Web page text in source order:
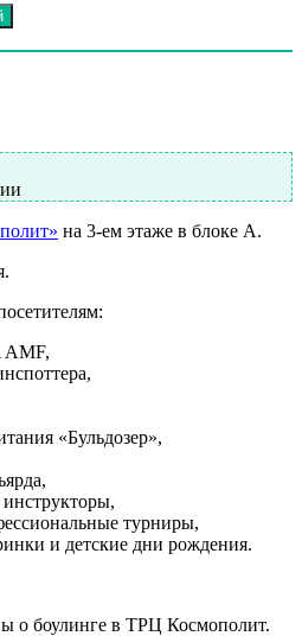
на 3-ем этаже в блоке А.
AMF,
«Бульдозер»,
турниры,
и детские дни рождения.
о боулинге в ТРЦ Космополит.